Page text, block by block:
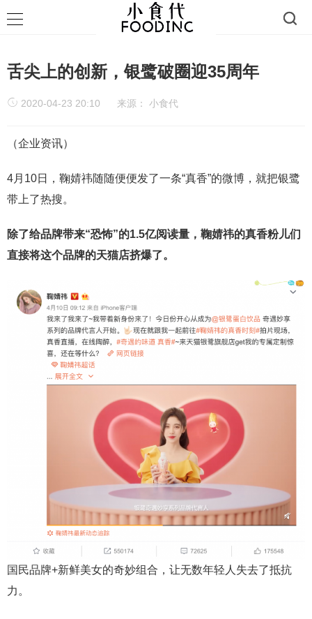
舌尖上的创新，银鹭破圈迎35周年
2020-04-23 20:10 来源： 小食代
（企业资讯）
4月10日，鞠婧祎随随便便发了一条“真香”的微博，就把银鹭
带上了热搜。
除了给品牌带来“恐怖”的1.5亿阅读量，鞠婧祎的真香粉儿们
直接将这个品牌的天猫店挤爆了。
国民品牌+新鲜美女的奇妙组合，让无数年轻人失去了抵抗
力。